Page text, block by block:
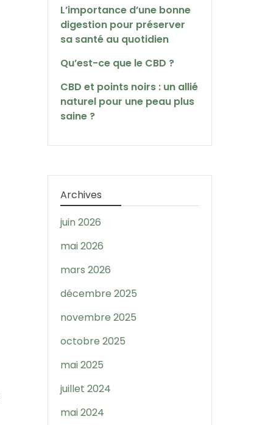
L’importance d’une bonne
digestion pour préserver
sa santé au quotidien
Qu’est-ce que le CBD ?
CBD et points noirs : un allié
naturel pour une peau plus
saine ?
Archives
juin 2026
mai 2026
mars 2026
décembre 2025
novembre 2025
octobre 2025
mai 2025
juillet 2024
mai 2024